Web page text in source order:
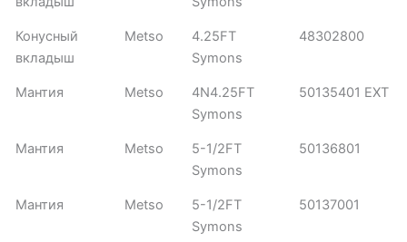
Конусный
вкладыш
Metso
4.25FT
Symons
48302800
Мантия Metso
4N4.25FT
Symons
50135401 EXT
Мантия Metso
5-1/2FT
Symons
50136801
Мантия Metso
5-1/2FT
Symons
50137001